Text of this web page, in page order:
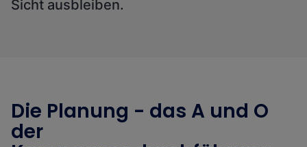
Sicht ausbleiben.
Die Planung - das A und O
der